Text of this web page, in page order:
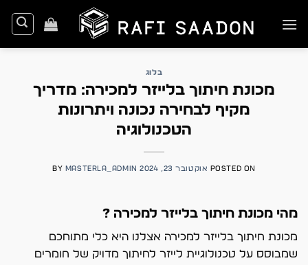
to
בלוג
מכונת חיתוך בלייזר למכירה: מדריך
מקיף לבחירה נכונה ויתרונות
הטכנולוגיה
POSTED ON אוקטובר 23, 2024 BY MASTERLA_ADMIN
מהי מכונת חיתוך בלייזר למכירה ?
מכונת חיתוך בלייזר למכירה אצלנו היא כלי מתוחכם
שמבוסס על טכנולוגיית לייזר לחיתוך מדויק של חומרים